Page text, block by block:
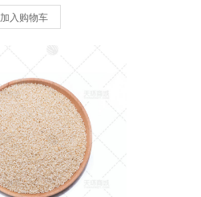
加入购物车